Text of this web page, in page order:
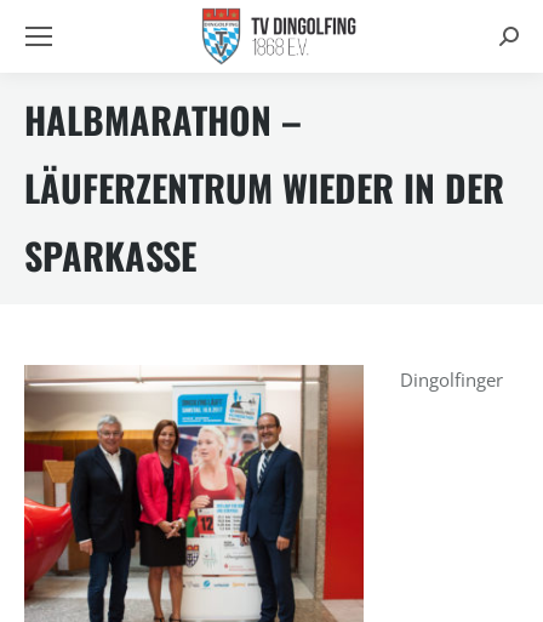
HALBMARATHON –
LÄUFERZENTRUM WIEDER IN DER
SPARKASSE
Dingolfinger